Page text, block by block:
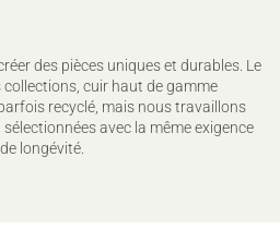
des pièces uniques et durables. Le
cuir haut de gamme
recyclé, mais nous travaillons
avec la même exigence
longévité.